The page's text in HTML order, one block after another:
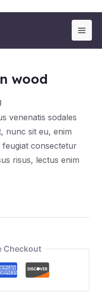
wood
venenatis sodales
nunc sit eu, enim
consectetur
risus, lectus enim
Checkout